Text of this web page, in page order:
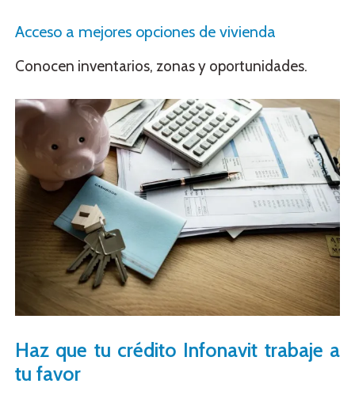
Acceso a mejores opciones de vivienda
Conocen inventarios, zonas y oportunidades.
Haz que tu crédito Infonavit trabaje a
tu favor